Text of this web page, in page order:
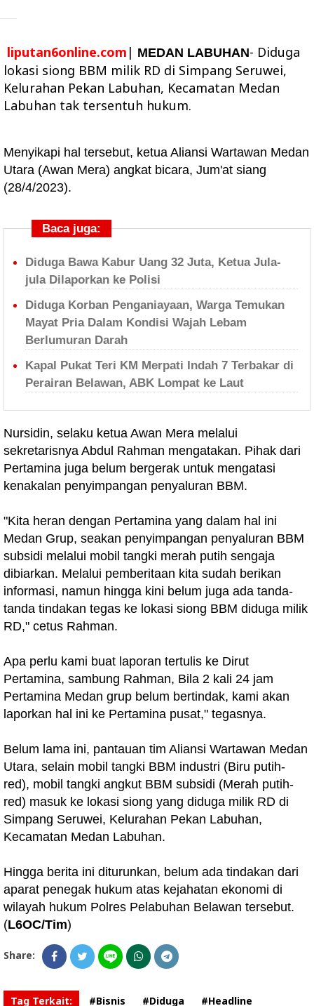
liputan6online.com | MEDAN LABUHAN- Diduga
lokasi siong BBM milik RD di Simpang Seruwei,
Kelurahan Pekan Labuhan, Kecamatan Medan
Labuhan tak tersentuh hukum.
Menyikapi hal tersebut, ketua Aliansi Wartawan Medan
Utara (Awan Mera) angkat bicara, Jum'at siang
(28/4/2023).
Baca juga:
Diduga Bawa Kabur Uang 32 Juta, Ketua Jula-
jula Dilaporkan ke Polisi
Diduga Korban Penganiayaan, Warga Temukan
Mayat Pria Dalam Kondisi Wajah Lebam
Berlumuran Darah
Kapal Pukat Teri KM Merpati Indah 7 Terbakar di
Perairan Belawan, ABK Lompat ke Laut
Nursidin, selaku ketua Awan Mera melalui
sekretarisnya Abdul Rahman mengatakan. Pihak dari
Pertamina juga belum bergerak untuk mengatasi
kenakalan penyimpangan penyaluran BBM.
"Kita heran dengan Pertamina yang dalam hal ini
Medan Grup, seakan penyimpangan penyaluran BBM
subsidi melalui mobil tangki merah putih sengaja
dibiarkan. Melalui pemberitaan kita sudah berikan
informasi, namun hingga kini belum juga ada tanda-
tanda tindakan tegas ke lokasi siong BBM diduga milik
RD," cetus Rahman.
Apa perlu kami buat laporan tertulis ke Dirut
Pertamina, sambung Rahman, Bila 2 kali 24 jam
Pertamina Medan grup belum bertindak, kami akan
laporkan hal ini ke Pertamina pusat," tegasnya.
Belum lama ini, pantauan tim Aliansi Wartawan Medan
Utara, selain mobil tangki BBM industri (Biru putih-
red), mobil tangki angkut BBM subsidi (Merah putih-
red) masuk ke lokasi siong yang diduga milik RD di
Simpang Seruwei, Kelurahan Pekan Labuhan,
Kecamatan Medan Labuhan.
Hingga berita ini diturunkan, belum ada tindakan dari
aparat penegak hukum atas kejahatan ekonomi di
wilayah hukum Polres Pelabuhan Belawan tersebut.
(L6OC/Tim)
Share:
Tag Terkait: #Bisnis #Diduga #Headline